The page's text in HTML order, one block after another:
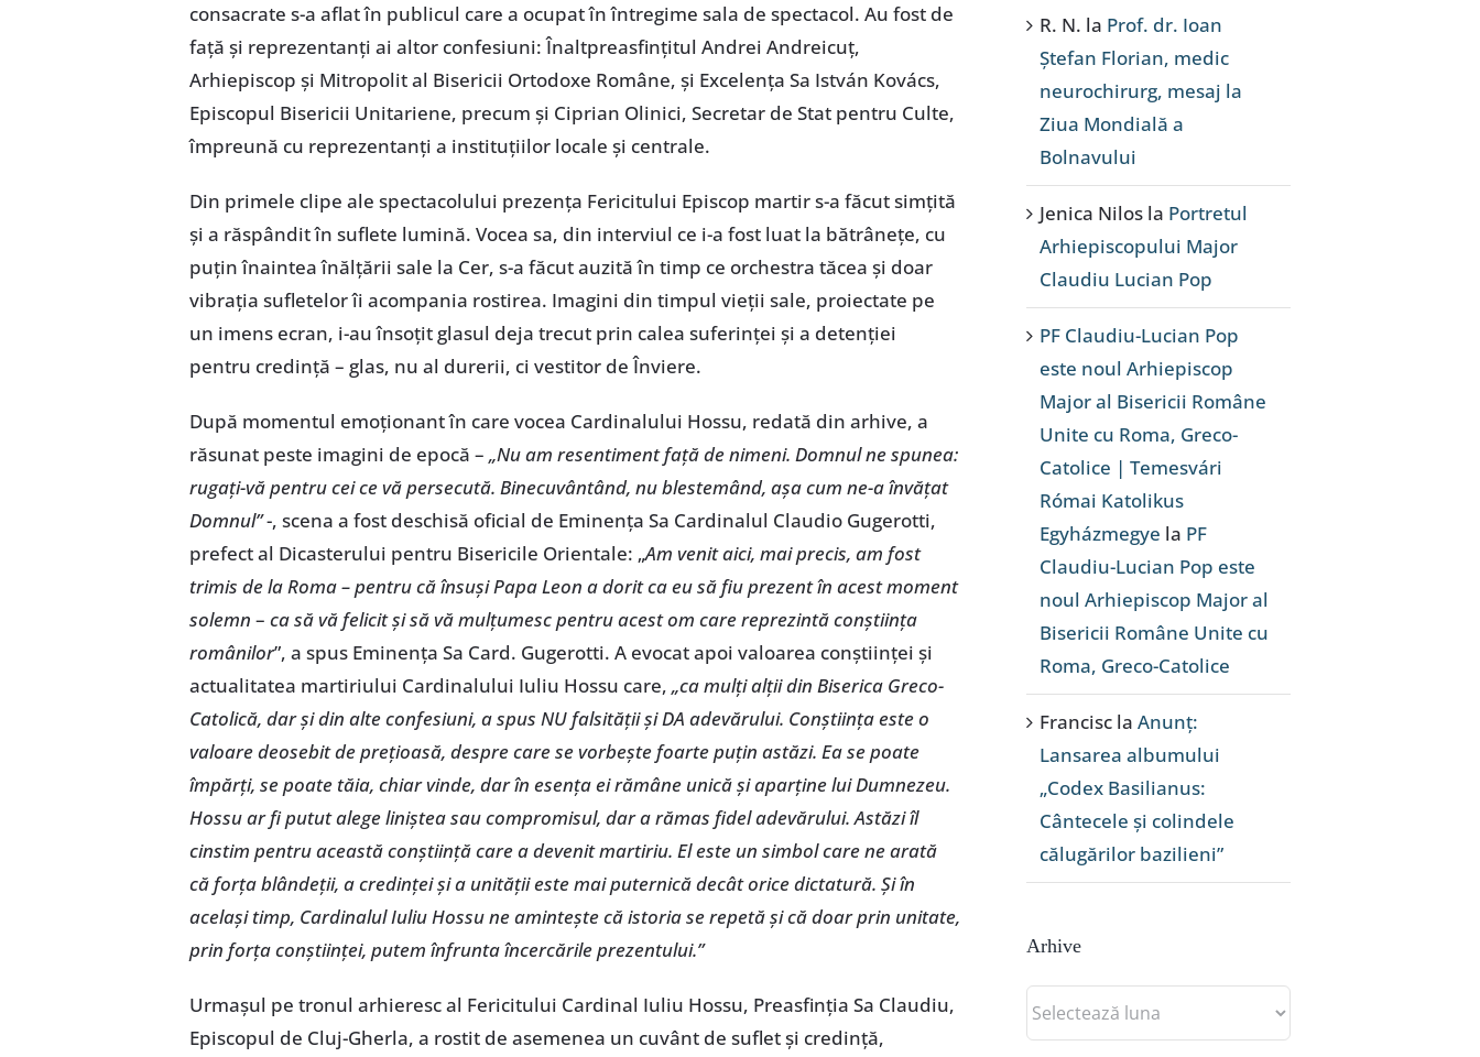
consacrate s-a aflat în publicul care a ocupat în întregime sala de spectacol. Au fost de
față și reprezentanți ai altor confesiuni: Înaltpreasfințitul Andrei Andreicuț,
Arhiepiscop și Mitropolit al Bisericii Ortodoxe Române, și Excelența Sa István Kovács,
Episcopul Bisericii Unitariene, precum și Ciprian Olinici, Secretar de Stat pentru Culte,
împreună cu reprezentanți a instituțiilor locale și centrale.
Din primele clipe ale spectacolului prezența Fericitului Episcop martir s-a făcut simțită
și a răspândit în suflete lumină. Vocea sa, din interviul ce i-a fost luat la bătrânețe, cu
puțin înaintea înălțării sale la Cer, s-a făcut auzită în timp ce orchestra tăcea și doar
vibrația sufletelor îi acompania rostirea. Imagini din timpul vieții sale, proiectate pe
un imens ecran, i-au însoțit glasul deja trecut prin calea suferinței și a detenției
pentru credință – glas, nu al durerii, ci vestitor de Înviere.
După momentul emoționant în care vocea Cardinalului Hossu, redată din arhive, a
răsunat peste imagini de epocă – „Nu am resentiment față de nimeni. Domnul ne spunea:
rugați-vă pentru cei ce vă persecută. Binecuvântând, nu blestemând, așa cum ne-a învățat
Domnul”-, scena a fost deschisă oficial de Eminența Sa Cardinalul Claudio Gugerotti,
prefect al Dicasterului pentru Bisericile Orientale: „Am venit aici, mai precis, am fost
trimis de la Roma – pentru că însuși Papa Leon a dorit ca eu să fiu prezent în acest moment
solemn – ca să vă felicit și să vă mulțumesc pentru acest om care reprezintă conștiința
românilor”, a spus Eminența Sa Card. Gugerotti. A evocat apoi valoarea conștiinței și
actualitatea martiriului Cardinalului Iuliu Hossu care, „ca mulți alții din Biserica Greco-
Catolică, dar și din alte confesiuni, a spus NU falsității și DA adevărului. Conștiința este o
valoare deosebit de prețioasă, despre care se vorbește foarte puțin astăzi. Ea se poate
împărți, se poate tăia, chiar vinde, dar în esența ei rămâne unică și aparține lui Dumnezeu.
Hossu ar fi putut alege liniștea sau compromisul, dar a rămas fidel adevărului. Astăzi îl
cinstim pentru această conștiință care a devenit martiriu. El este un simbol care ne arată
că forța blândeții, a credinței și a unității este mai puternică decât orice dictatură. Și în
același timp, Cardinalul Iuliu Hossu ne amintește că istoria se repetă și că doar prin unitate,
prin forța conștiinței, putem înfrunta încercările prezentului.”
Urmașul pe tronul arhieresc al Fericitului Cardinal Iuliu Hossu, Preasfinția Sa Claudiu,
Episcopul de Cluj-Gherla, a rostit de asemenea un cuvânt de suflet și credință,
R. N. la Prof. dr. Ioan
Ștefan Florian, medic
neurochirurg, mesaj la
Ziua Mondială a
Bolnavului
Jenica Nilos la Portretul
Arhiepiscopului Major
Claudiu Lucian Pop
PF Claudiu-Lucian Pop
este noul Arhiepiscop
Major al Bisericii Române
Unite cu Roma, Greco-
Catolice | Temesvári
Római Katolikus
Egyházmegye la PF
Claudiu-Lucian Pop este
noul Arhiepiscop Major al
Bisericii Române Unite cu
Roma, Greco-Catolice
Francisc la Anunț:
Lansarea albumului
„Codex Basilianus:
Cântecele și colindele
călugărilor bazilieni”
Arhive
Arhive